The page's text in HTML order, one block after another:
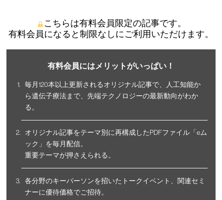
こちらは有料会員限定の記事です。
有料会員になると制限なしにご利用いただけます。
有料会員にはメリットがいっぱい！
毎月120本以上更新されるオリジナル記事で、人工知能か
ら遺伝子療法まで、先端テクノロジーの最新動向がわか
る。
オリジナル記事をテーマ別に再構成したPDFファイル「eム
ック」を毎月配信。
重要テーマが押さえられる。
各分野のキーパーソンを招いたトークイベント、関連セミ
ナーに優待価格でご招待。